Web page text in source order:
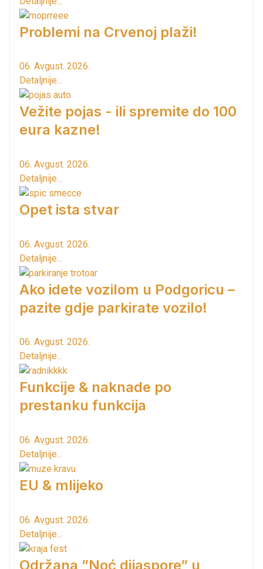
Problemi na Crvenoj plaži!
06. Avgust. 2026.
Detaljnije...
Vežite pojas - ili spremite do 100
eura kazne!
06. Avgust. 2026.
Detaljnije...
Opet ista stvar
06. Avgust. 2026.
Detaljnije...
Ako idete vozilom u Podgoricu –
pazite gdje parkirate vozilo!
06. Avgust. 2026.
Detaljnije...
Funkcije & naknade po
prestanku funkcija
06. Avgust. 2026.
Detaljnije...
EU & mlijeko
06. Avgust. 2026.
Detaljnije...
Održana ”Noć dijaspore” u